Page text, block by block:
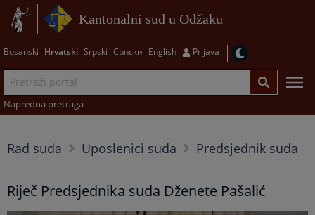
Kantonalni sud u Odžaku
Bosanski Hrvatski Srpski Српски English Prijava
Napredna pretraga
Rad suda Uposlenici suda Predsjednik suda
Riječ Predsjednika suda Dženete Pašalić